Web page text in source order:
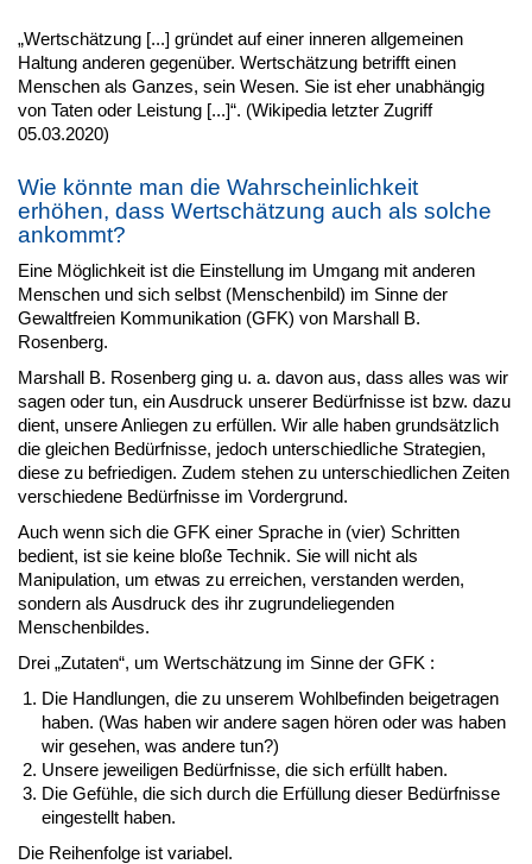
„Wertschätzung [...] gründet auf einer inneren allgemeinen
Haltung anderen gegenüber. Wertschätzung betrifft einen
Menschen als Ganzes, sein Wesen. Sie ist eher unabhängig
von Taten oder Leistung [...]“. (Wikipedia letzter Zugriff
05.03.2020)
Wie könnte man die Wahrscheinlichkeit
erhöhen, dass Wertschätzung auch als solche
ankommt?
Eine Möglichkeit ist die Einstellung im Umgang mit anderen
Menschen und sich selbst (Menschenbild) im Sinne der
Gewaltfreien Kommunikation (GFK) von Marshall B.
Rosenberg.
Marshall B. Rosenberg ging u. a. davon aus, dass alles was wir
sagen oder tun, ein Ausdruck unserer Bedürfnisse ist bzw. dazu
dient, unsere Anliegen zu erfüllen. Wir alle haben grundsätzlich
die gleichen Bedürfnisse, jedoch unterschiedliche Strategien,
diese zu befriedigen. Zudem stehen zu unterschiedlichen Zeiten
verschiedene Bedürfnisse im Vordergrund.
Auch wenn sich die GFK einer Sprache in (vier) Schritten
bedient, ist sie keine bloße Technik. Sie will nicht als
Manipulation, um etwas zu erreichen, verstanden werden,
sondern als Ausdruck des ihr zugrundeliegenden
Menschenbildes.
Drei „Zutaten“, um Wertschätzung im Sinne der GFK :
Die Handlungen, die zu unserem Wohlbefinden beigetragen
haben. (Was haben wir andere sagen hören oder was haben
wir gesehen, was andere tun?)
Unsere jeweiligen Bedürfnisse, die sich erfüllt haben.
Die Gefühle, die sich durch die Erfüllung dieser Bedürfnisse
eingestellt haben.
Die Reihenfolge ist variabel.